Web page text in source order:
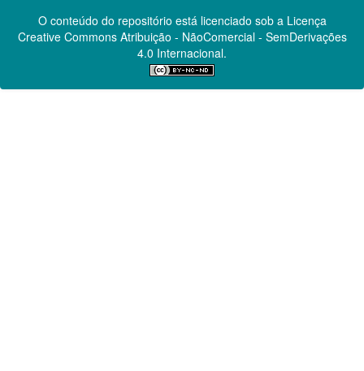
O conteúdo do repositório está licenciado sob a Licença
Creative CommonsAtribuição - NãoComercial - SemDerivações
4.0 Internacional.